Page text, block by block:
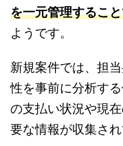
を一元管理するこ
ようです。
新規案件では、担
性を事前に分析す
の支払い状況や現
要な情報が収集され